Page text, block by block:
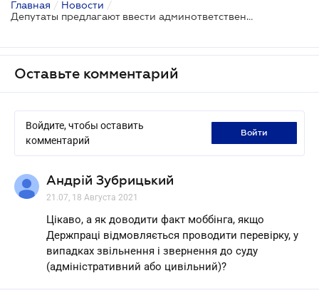
Главная / Новости /
Депутаты предлагают ввести админответственность за моббинг
Оставьте комментарий
Войдите, чтобы оставить
комментарий
войти
Андрій Зубрицький
21.07, 18 Августа 2021
Цікаво, а як доводити факт моббінга, якщо
Держпраці відмовляється проводити перевірку, у
випадках звільнення і звернення до суду
(адміністративний або цивільний)?